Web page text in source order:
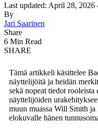
Last updated: April 28, 2026
By
Jari Saarinen
Share
6 Min Read
SHARE
Tämä artikkeli käsittelee
näyttelijöitä ja heidän
sekä nopeat tiedot rooleista
näyttelijöiden
muun muassa Will Smith
elokuvalle hänen